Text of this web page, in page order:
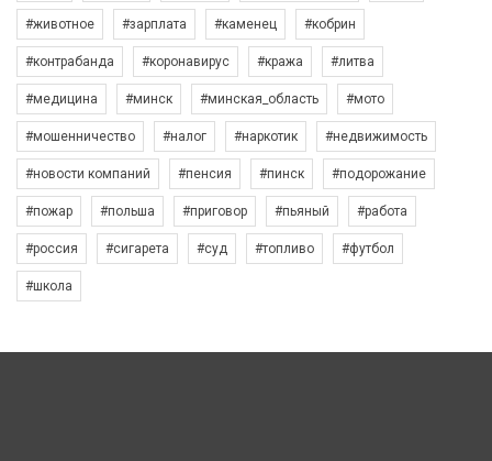
#животное #зарплата #каменец #кобрин
#контрабанда #коронавирус #кража #литва
#медицина #минск #минская_область #мото
#мошенничество #налог #наркотик #недвижимость
#новости компаний #пенсия #пинск #подорожание
#пожар #польша #приговор #пьяный #работа
#россия #сигарета #суд #топливо #футбол
#школа